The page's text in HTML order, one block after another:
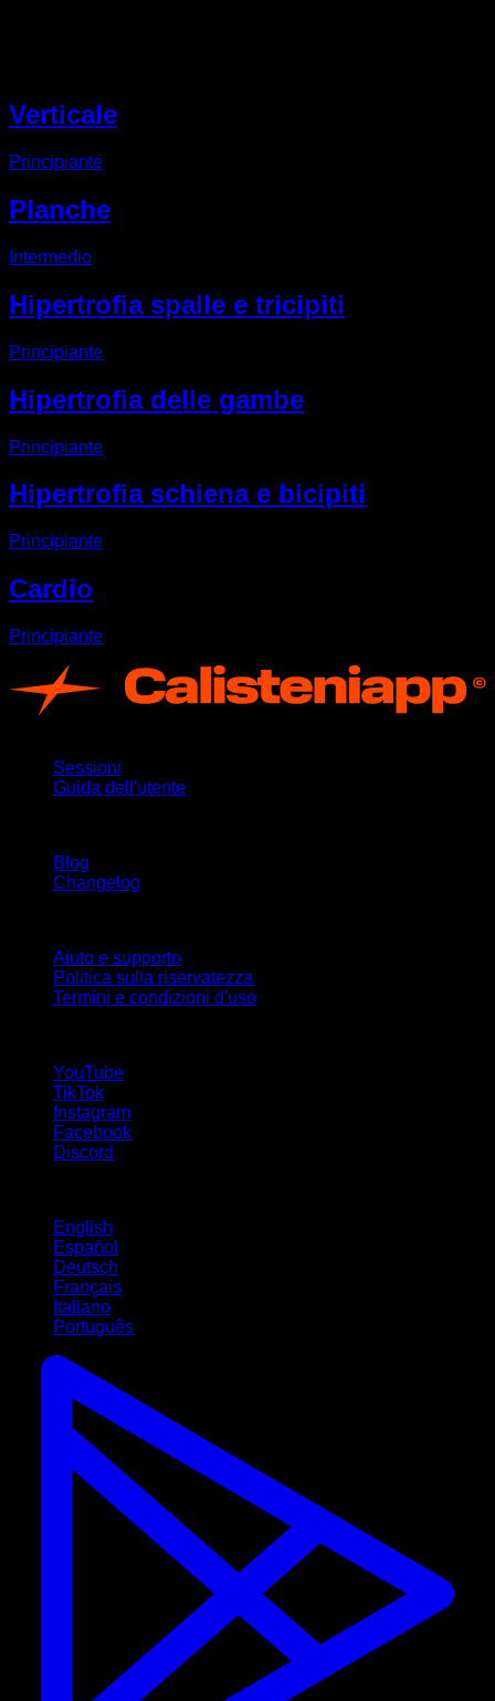
Verticale
Principiante
Planche
Intermedio
Hipertrofia spalle e tricipiti
Principiante
Hipertrofia delle gambe
Principiante
Hipertrofia schiena e bicipiti
Principiante
Cardio
Principiante
Sessioni
Guida dell'utente
Blog
Changelog
Aiuto e supporto
Politica sulla riservatezza
Termini e condizioni d'uso
YouTube
TikTok
Instagram
Facebook
Discord
English
Español
Deutsch
Français
Italiano
Português